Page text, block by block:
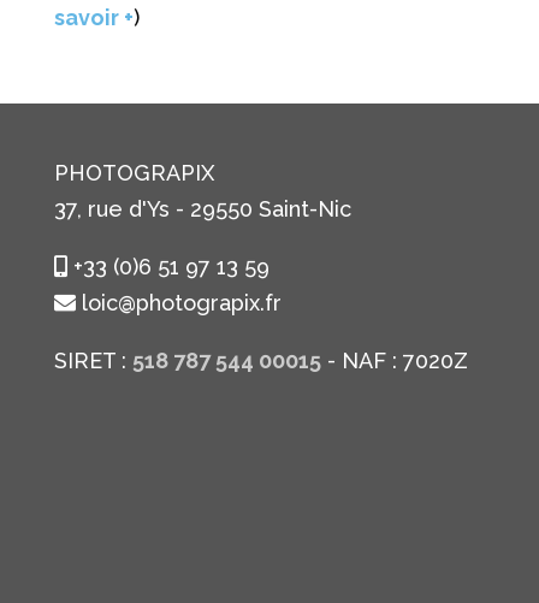
savoir +)
PHOTOGRAPIX
37, rue d'Ys - 29550 Saint-Nic
+33 (0)6 51 97 13 59
loic@photograpix.fr
SIRET : 518 787 544 00015- NAF : 7020Z